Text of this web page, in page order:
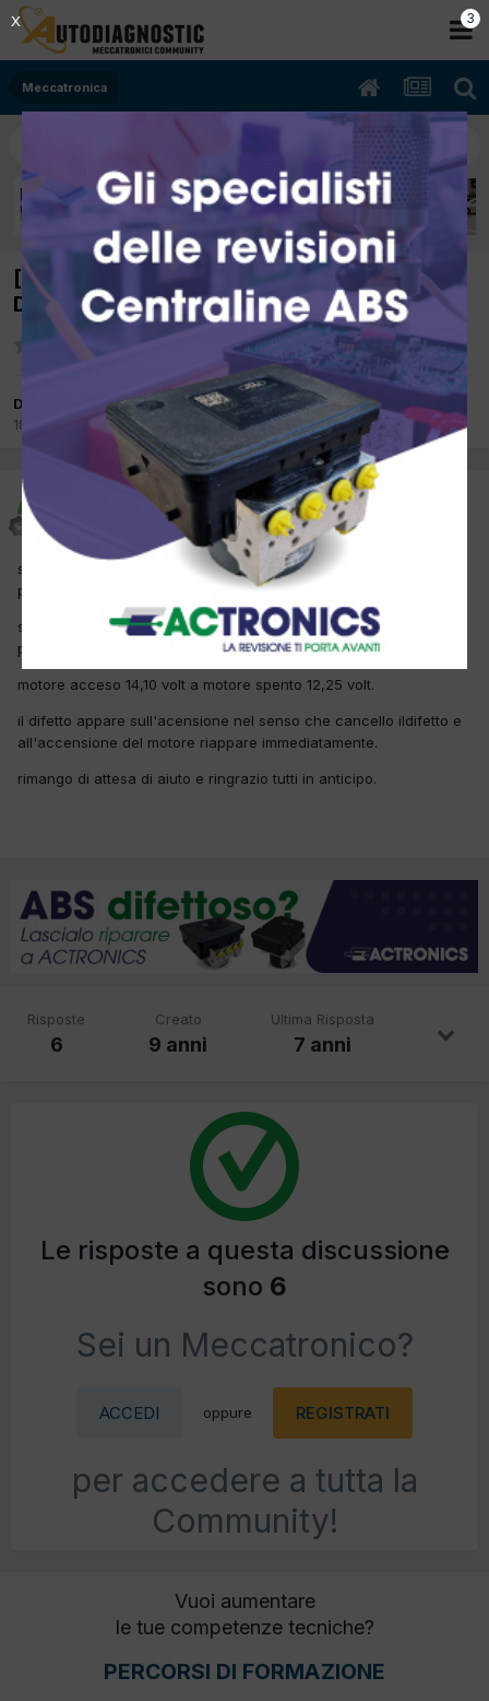
Meccatronica
[opel vivaro 06/2007 1995cc m9r 84Kw
Diesel] avviamento lungo
Da mejcar
18 Aprile 2017inMeccatronica
mejcar
18 Aprile 2017
salve a tutti, io ho il seguente problema: opel vivaro con difetto
p0340 sensore albero a camme (coerenza)
sostituito il sensore con uno nuovo di marcha facet ma il
problema rimane, controllato lalimentazione che da a
motore acceso 14,10 volt a motore spento 12,25 volt.
il difetto appare sull'acensione nel senso che cancello ildifetto e
all'accensione del motore riappare immediatamente.
rimango di attesa di aiuto e ringrazio tutti in anticipo.
Risposte
6
Creato
9 anni
Ultima Risposta
7 anni
Le risposte a questa discussione
sono 6
Sei un Meccatronico?
ACCEDI oppure REGISTRATI
per accedere a tutta la
Community!
Vuoi aumentare
le tue competenze tecniche?
PERCORSI DI FORMAZIONE
2
X